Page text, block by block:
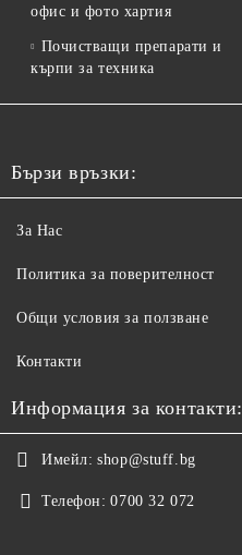
офис и фото хартия
Почистващи препарати и
кърпи за техника
Бързи връзки:
За Нас
Политика за поверителност
Общи условия за ползване
Контакти
Информация за контакти:
Имейл: shop@stuff.bg
Телефон: 0700 32 072